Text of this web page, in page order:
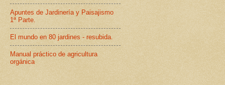
Apuntes de Jardinería y Paisajismo
1ª Parte.
El mundo en 80 jardines - resubida.
Manual práctico de agricultura
orgánica